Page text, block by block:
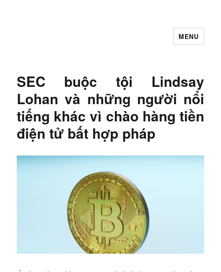
MENU
SEC buộc tội Lindsay
Lohan và những người nổi
tiếng khác vì chào hàng tiền
điện tử bất hợp pháp